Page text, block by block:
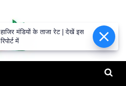
हाजिर मंडियों के ताजा रेट | देखें इस
रिपोर्ट में